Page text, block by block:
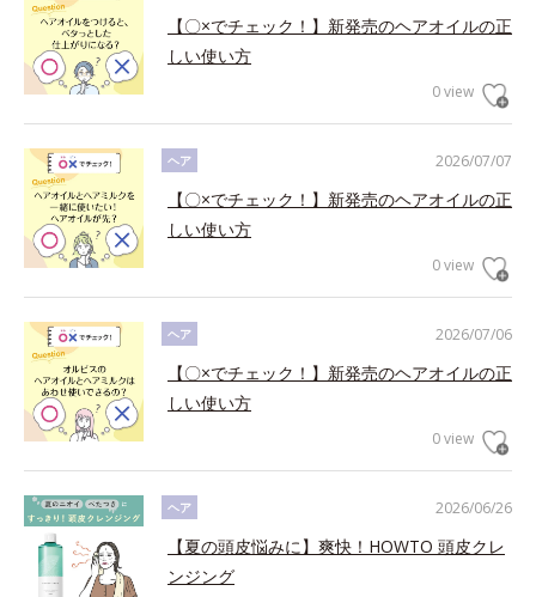
【〇×でチェック！】新発売のヘアオイルの正
しい使い方
0 view
2026/07/07
ヘア
【〇×でチェック！】新発売のヘアオイルの正
しい使い方
0 view
2026/07/06
ヘア
【〇×でチェック！】新発売のヘアオイルの正
しい使い方
0 view
2026/06/26
ヘア
【夏の頭皮悩みに】爽快！HOWTO 頭皮クレ
ンジング